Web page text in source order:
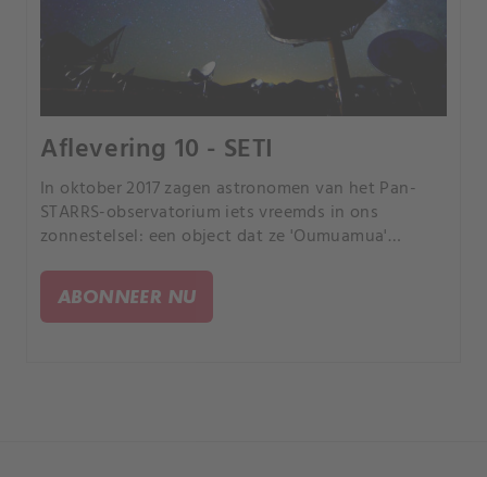
Aflevering 10 - SETI
In oktober 2017 zagen astronomen van het Pan-
STARRS-observatorium iets vreemds in ons
zonnestelsel: een object dat ze 'Oumuamua'
uit de ruimte.
ABONNEER NU